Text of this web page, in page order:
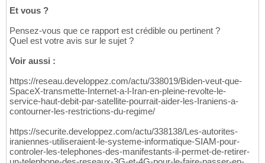
Et vous ?
Pensez-vous que ce rapport est crédible ou pertinent ?
Quel est votre avis sur le sujet ?
Voir aussi :
https://reseau.developpez.com/actu/338019/Biden-veut-que-
SpaceX-transmette-Internet-a-l-Iran-en-pleine-revolte-le-
service-haut-debit-par-satellite-pourrait-aider-les-Iraniens-a-
contourner-les-restrictions-du-regime/
https://securite.developpez.com/actu/338138/Les-autorites-
iraniennes-utiliseraient-le-systeme-informatique-SIAM-pour-
controler-les-telephones-des-manifestants-il-permet-de-retirer-